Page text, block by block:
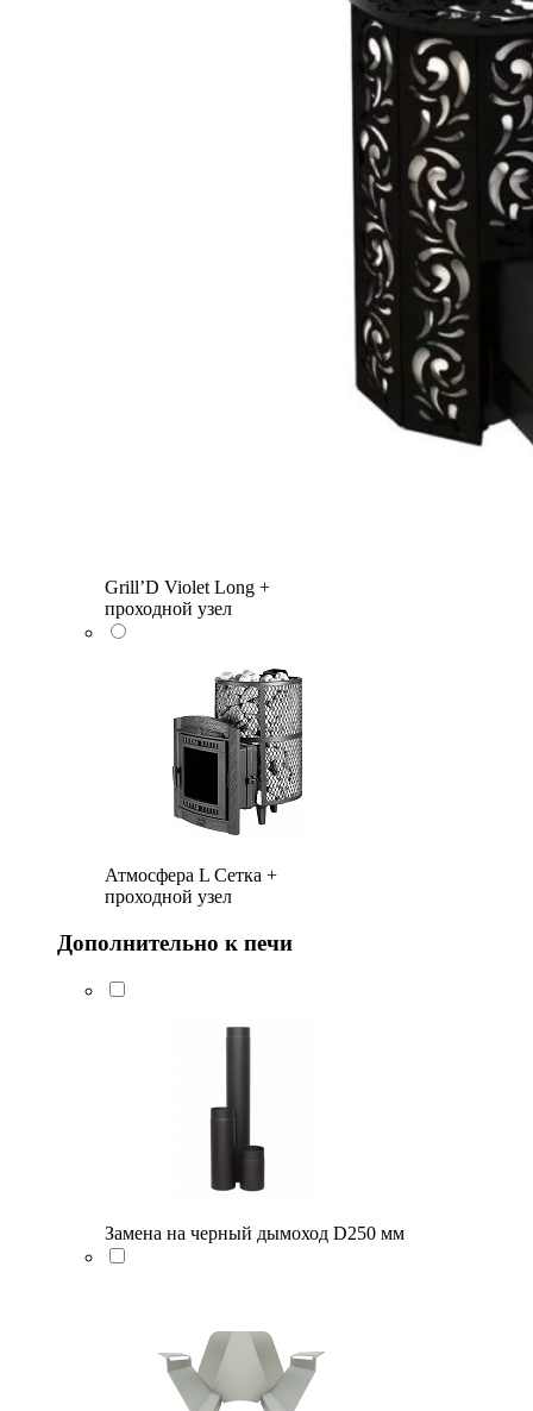
Grill’D Violet Long +
проходной узел
Атмосфера L Сетка +
проходной узел
Дополнительно к печи
Замена на черный дымоход D250 мм